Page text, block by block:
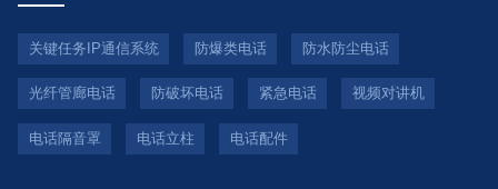
关键任务IP通信系统 防爆类电话 防水防尘电话
光纤管廊电话 防破坏电话 紧急电话 视频对讲机
电话隔音罩 电话立柱 电话配件